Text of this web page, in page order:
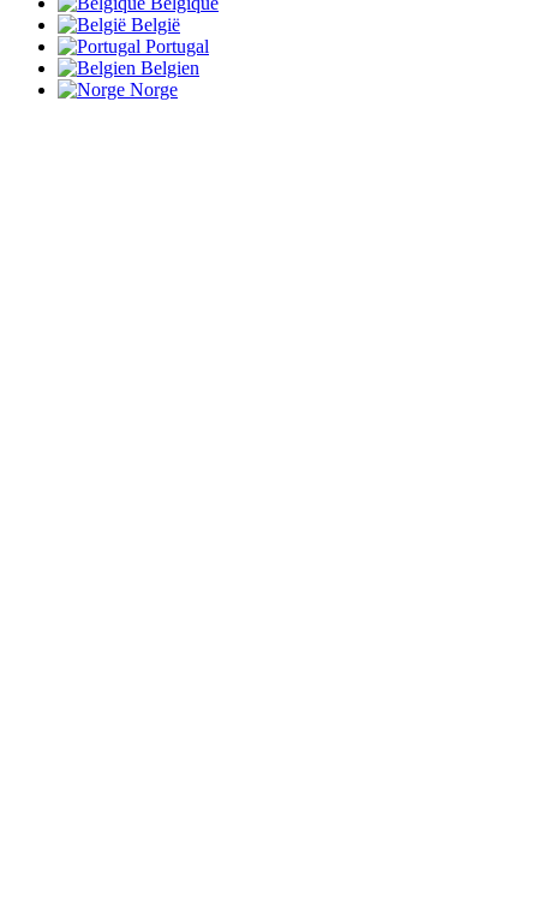
België
Portugal
Belgien
Norge